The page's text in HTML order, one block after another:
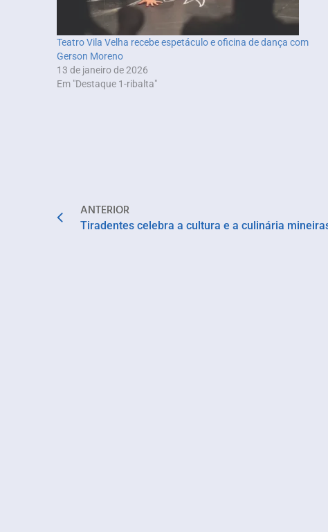
Teatro Vila Velha recebe espetáculo e oficina de dança com
Gerson Moreno
13 de janeiro de 2026
Em "Destaque 1-ribalta"
ANTERIOR